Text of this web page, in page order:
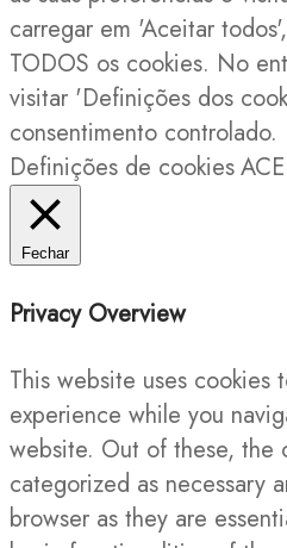
carregar em 'Aceitar
TODOS os cookies. No
visitar 'Definições dos
consentimento controlado.
Definições de cookies
Fechar
Privacy Overview
This website uses cookies
experience while you
website. Out of these, the
categorized as necessary
browser as they are